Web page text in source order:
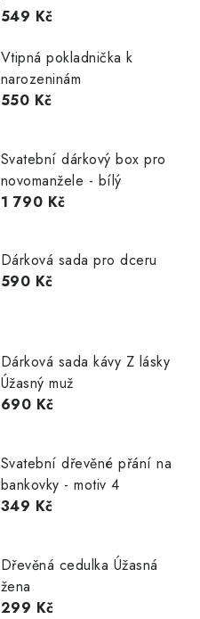
549 Kč
Vtipná pokladnička k
narozeninám
550 Kč
Svatební dárkový box pro
novomanžele - bílý
1 790 Kč
Dárková sada pro dceru
590 Kč
Dárková sada kávy Z lásky
Úžasný muž
690 Kč
Svatební dřevěné přání na
bankovky - motiv 4
349 Kč
Dřevěná cedulka Úžasná
žena
299 Kč